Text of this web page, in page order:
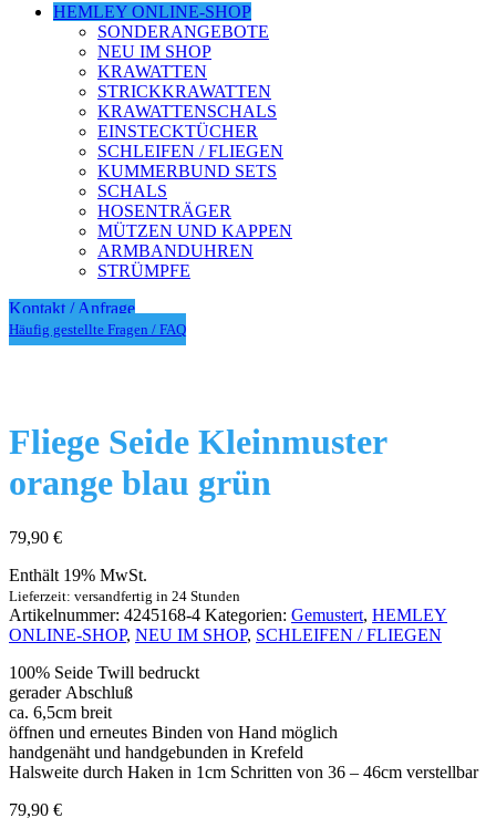
HEMLEY ONLINE-SHOP
SONDERANGEBOTE
NEU IM SHOP
KRAWATTEN
STRICKKRAWATTEN
KRAWATTENSCHALS
EINSTECKTÜCHER
SCHLEIFEN / FLIEGEN
KUMMERBUND SETS
SCHALS
HOSENTRÄGER
MÜTZEN UND KAPPEN
ARMBANDUHREN
STRÜMPFE
Kontakt / Anfrage
Häufig gestellte Fragen / FAQ
Fliege Seide Kleinmuster
orange blau grün
79,90 €
Enthält 19% MwSt.
Lieferzeit: versandfertig in 24 Stunden
Artikelnummer: 4245168-4 Kategorien: Gemustert, HEMLEY
ONLINE-SHOP, NEU IM SHOP, SCHLEIFEN / FLIEGEN
100% Seide Twill bedruckt
gerader Abschluß
ca. 6,5cm breit
öffnen und erneutes Binden von Hand möglich
handgenäht und handgebunden in Krefeld
Halsweite durch Haken in 1cm Schritten von 36 – 46cm verstellbar
79,90 €